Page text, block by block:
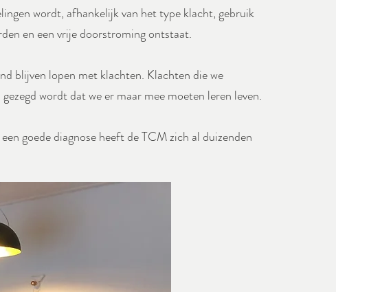
wordt, afhankelijk van het type klacht, gebruik
en een vrije doorstroming ontstaat.
blijven lopen met klachten. Klachten die we
wordt dat we er maar mee moeten leren leven.
goede diagnose heeft de TCM zich al duizenden